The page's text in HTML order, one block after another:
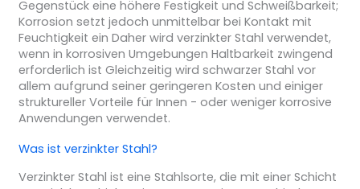
Gegenstück eine höhere Festigkeit und Schweißbarkeit;
Korrosion setzt jedoch unmittelbar bei Kontakt mit
Feuchtigkeit ein Daher wird verzinkter Stahl verwendet,
wenn in korrosiven Umgebungen Haltbarkeit zwingend
erforderlich ist Gleichzeitig wird schwarzer Stahl vor
allem aufgrund seiner geringeren Kosten und einiger
struktureller Vorteile für Innen - oder weniger korrosive
Anwendungen verwendet.
Was ist verzinkter Stahl?
Verzinkter Stahl ist eine Stahlsorte, die mit einer Schicht